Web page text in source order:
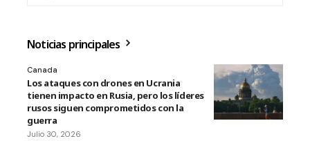
Noticias principales
Canada
Los ataques con drones en Ucrania
tienen impacto en Rusia, pero los líderes
rusos siguen comprometidos con la
guerra
Julio 30, 2026